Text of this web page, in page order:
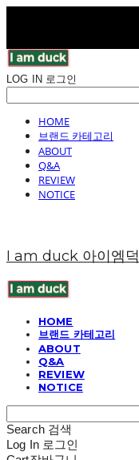
LOG IN 로그인
HOME
브랜드 카테고리
ABOUT
Q&A
REVIEW
NOTICE
I am duck 아이엠덕
HOME
브랜드 카테고리
ABOUT
Q&A
REVIEW
NOTICE
Search 검색
Log In 로그인